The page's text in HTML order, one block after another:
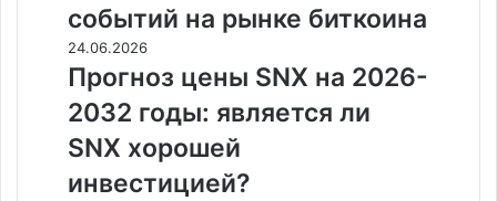
событий на рынке биткоина
24.06.2026
Прогноз цены SNX на 2026-
2032 годы: является ли
SNX хорошей
инвестицией?